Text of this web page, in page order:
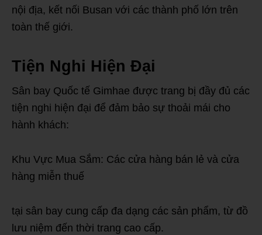
nội địa, kết nối Busan với các thành phố lớn trên
toàn thế giới.
Tiện Nghi Hiện Đại
Sân bay Quốc tế Gimhae được trang bị đầy đủ các
tiện nghi hiện đại để đảm bảo sự thoải mái cho
hành khách:
Khu Vực Mua Sắm: Các cửa hàng bán lẻ và cửa
hàng miễn thuế
tại sân bay cung cấp đa dạng các sản phẩm, từ đồ
lưu niệm đến thời trang cao cấp.